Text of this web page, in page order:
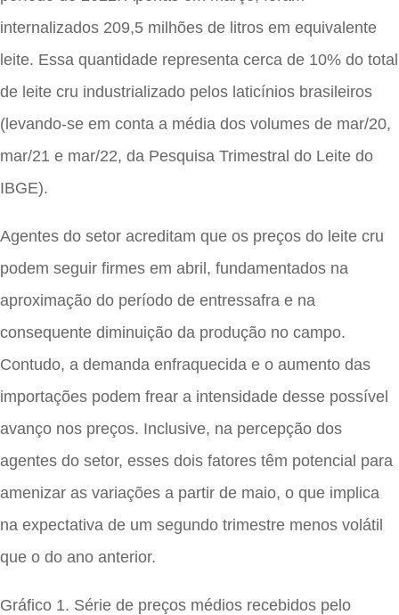
internalizados 209,5 milhões de litros em equivalente
leite. Essa quantidade representa cerca de 10% do total
de leite cru industrializado pelos laticínios brasileiros
(levando-se em conta a média dos volumes de mar/20,
mar/21 e mar/22, da Pesquisa Trimestral do Leite do
IBGE).
Agentes do setor acreditam que os preços do leite cru
podem seguir firmes em abril, fundamentados na
aproximação do período de entressafra e na
consequente diminuição da produção no campo.
Contudo, a demanda enfraquecida e o aumento das
importações podem frear a intensidade desse possível
avanço nos preços. Inclusive, na percepção dos
agentes do setor, esses dois fatores têm potencial para
amenizar as variações a partir de maio, o que implica
na expectativa de um segundo trimestre menos volátil
que o do ano anterior.
Gráfico 1. Série de preços médios recebidos pelo